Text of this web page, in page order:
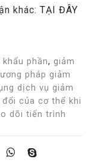
khác: TẠI ĐÂY
phần, giảm
pháp giảm
dịch vụ giảm
của cơ thể khi
dõi tiến trình